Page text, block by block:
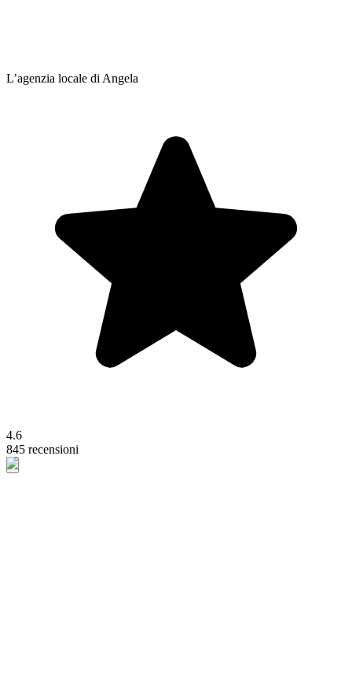
L’agenzia locale di Angela
4.6
845 recensioni